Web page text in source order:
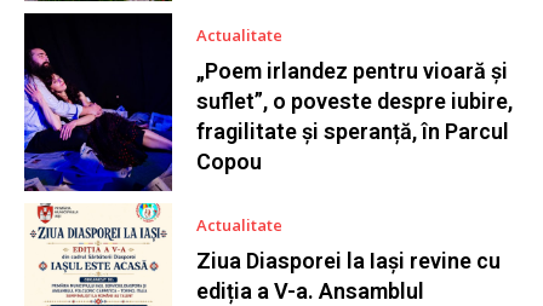
Actualitate
„Poem irlandez pentru vioară și
suflet”, o poveste despre iubire,
fragilitate și speranță, în Parcul
Copou
Actualitate
Ziua Diasporei la Iași revine cu
ediția a V-a. Ansamblul